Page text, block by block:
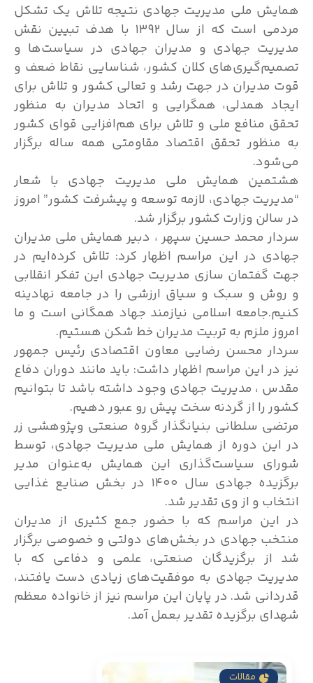
همایش ملی مدیریت جهادی نتیجه تلاش یک تشکل
مردمی است که از سال ۱۳۹۲ با هدف تبیین نقش
مدیریت جهادی و مدیران جهادی در سیاست‌ها و
تصمیم‌گیری‌های کلان کشور، شناسایی نقاط ضعف و
قوت مدیران در جهت رشد و تعالی کشور و تلاش برای
ایجاد همدلی، همگرایی و اتحاد مدیران به منظور
تحقق منافع ملی و تلاش برای هم‌افزایی قوای کشور
به منظور تحقق اقتصاد مقاومتی همه ساله برگزار
می‌شود.
هشتمین همایش ملی مدیریت جهادی با شعار
“مدیریت جهادی، لازمه توسعه و پیشرفت کشور” امروز
در سالن وزارت کشور برگزار شد.
سردار محمد حسین سپهر ، دبیر همایش ملی مدیران
جهادی در این مراسم اظهار کرد: تلاش کرده‌ایم در
جهت گفتمان سازی مدیریت جهادی این تفکر انقلابی
و روش و سبک و سیاق ارزشی را در جامعه نهادینه
کنیم.جامعه اسلامی نیازمند جهاد همگانی است و ما
امروز ملزم به تربیت مدیران خط شکن هستیم.
سردار محسن رضایی معاون اقتصادی رئیس جمهور
نیز در این مراسم اظهار داشت: باید مانند دوران دفاع
مقدس ، مدیریت جهادی وجود داشته باشد تا بتوانیم
کشور را از گردنه سخت پیش رو عبور دهیم.
مرتضی سلطانی بنیانگذار گروه صنعتی وپژوهشی زر
در این دوره از همایش ملی مدیریت جهادی، توسط
شورای سیاست‌گذاری این همایش به‌عنوان مدیر
برگزیده جهادی سال ۱۴۰۰ در بخش صنایع غذایی
انتخاب و از وی تقدیر شد.
در این مراسم که با حضور جمع کثیری از مدیران
منتخب جهادی در بخش‌های دولتی و خصوصی برگزار
شد از برگزیدگان صنعتی، علمی و دفاعی که با
مدیریت جهادی به موفقیت‌های زیادی دست یافتند،
قدردانی شد. در پایان این مراسم نیز از خانواده معظم
شهدای برگزیده تقدیر بعمل آمد.
مقالات